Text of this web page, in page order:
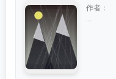
作者：